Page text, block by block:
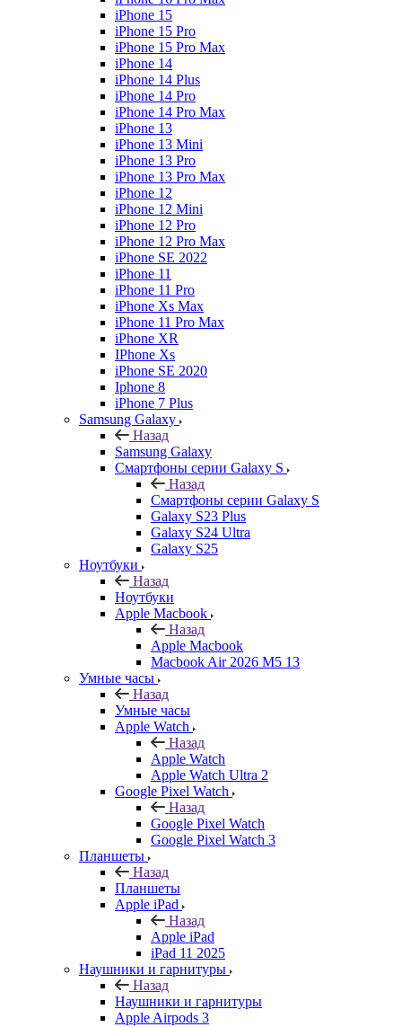
iPhone 15
iPhone 15 Pro
iPhone 15 Pro Max
iPhone 14
iPhone 14 Plus
iPhone 14 Pro
iPhone 14 Pro Max
iPhone 13
iPhone 13 Mini
iPhone 13 Pro
iPhone 13 Pro Max
iPhone 12
iPhone 12 Mini
iPhone 12 Pro
iPhone 12 Pro Max
iPhone SE 2022
iPhone 11
iPhone 11 Pro
iPhone Xs Max
iPhone 11 Pro Max
iPhone XR
IPhone Xs
iPhone SE 2020
Iphone 8
iPhone 7 Plus
Samsung Galaxy
Назад
Samsung Galaxy
Смартфоны серии Galaxy S
Назад
Смартфоны серии Galaxy S
Galaxy S23 Plus
Galaxy S24 Ultra
Galaxy S25
Ноутбуки
Назад
Ноутбуки
Apple Macbook
Назад
Apple Macbook
Macbook Air 2026 M5 13
Умные часы
Назад
Умные часы
Apple Watch
Назад
Apple Watch
Apple Watch Ultra 2
Google Pixel Watch
Назад
Google Pixel Watch
Google Pixel Watch 3
Планшеты
Назад
Планшеты
Apple iPad
Назад
Apple iPad
iPad 11 2025
Наушники и гарнитуры
Назад
Наушники и гарнитуры
Apple Airpods 3